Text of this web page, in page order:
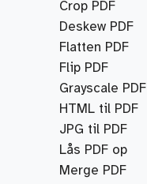
Crop PDF
Deskew PDF
Flatten PDF
Flip PDF
Grayscale PDF
HTML til PDF
JPG til PDF
Lås PDF op
Merge PDF